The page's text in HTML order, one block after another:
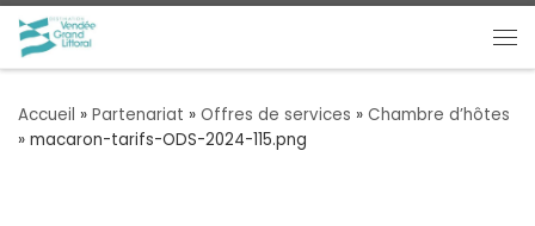
Passer au contenu
Accueil » Partenariat » Offres de services » Chambre d’hôtes
» macaron-tarifs-ODS-2024-115.png